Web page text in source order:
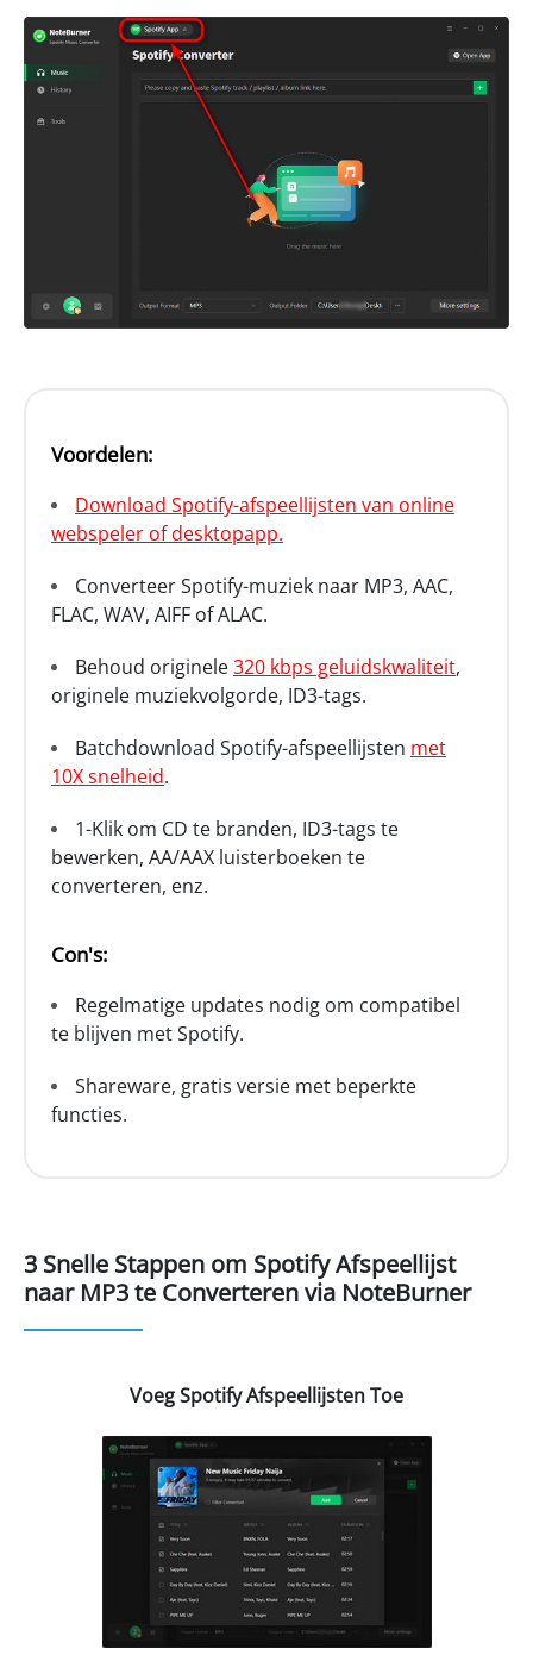
Voordelen:
Download Spotify-afspeellijsten van online
webspeler of desktopapp.
Converteer Spotify-muziek naar MP3, AAC,
FLAC, WAV, AIFF of ALAC.
Behoud originele320 kbps geluidskwaliteit,
originele muziekvolgorde, ID3-tags.
Batchdownload Spotify-afspeellijsten met
10X snelheid.
1-Klik om CD te branden, ID3-tags te
bewerken, AA/AAX luisterboeken te
converteren, enz.
Con's:
Regelmatige updates nodig om compatibel
te blijven met Spotify.
Shareware, gratis versie met beperkte
functies.
3 Snelle Stappen om Spotify Afspeellijst
naar MP3 te Converteren via NoteBurner
Voeg Spotify Afspeellijsten Toe